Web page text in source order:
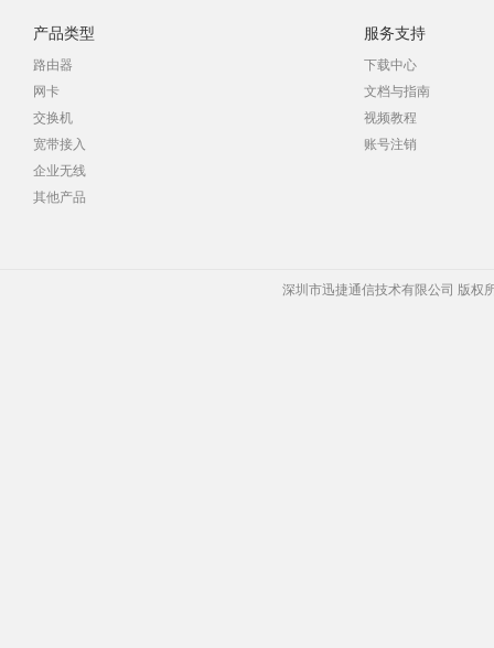
产品类型
路由器
网卡
交换机
宽带接入
企业无线
其他产品
服务支持
下载中心
文档与指南
视频教程
账号注销
深圳市迅捷通信技术有限公司 版权